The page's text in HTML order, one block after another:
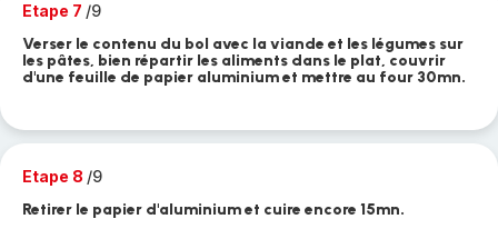
Etape 7 /9
Verser le contenu du bol avec la viande et les légumes sur
les pâtes, bien répartir les aliments dans le plat, couvrir
d'une feuille de papier aluminium et mettre au four 30mn.
Etape 8 /9
Retirer le papier d'aluminium et cuire encore 15mn.